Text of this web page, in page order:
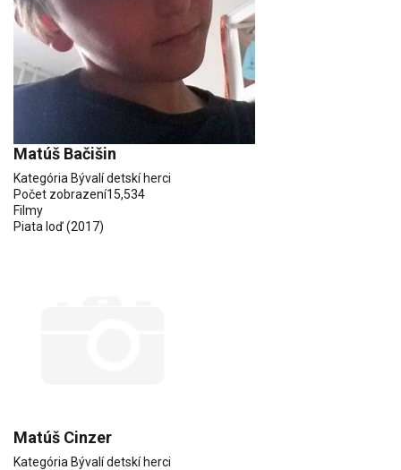
Matúš Bačišin
Kategória Bývalí detskí herci
Počet zobrazení15,534
Filmy
Piata loď(2017)
Matúš Cinzer
Kategória Bývalí detskí herci